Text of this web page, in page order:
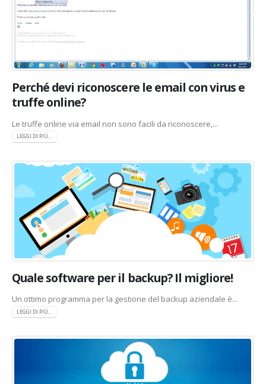
Perché devi riconoscere le email con virus e
truffe online?
Le truffe online via email non sono facili da riconoscere,...
LEGGI DI PIÙ...
Quale software per il backup? Il migliore!
Un ottimo programma per la gestione del backup aziendale è...
LEGGI DI PIÙ...